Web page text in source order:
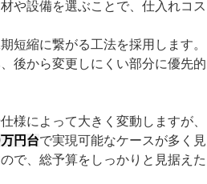
や設備を選ぶことで、仕入れコス
短縮に繋がる工法を採用します。
後から変更しにくい部分に優先的
様によって大きく変動しますが、
円台で実現可能なケースが多く見
で、総予算をしっかりと見据えた